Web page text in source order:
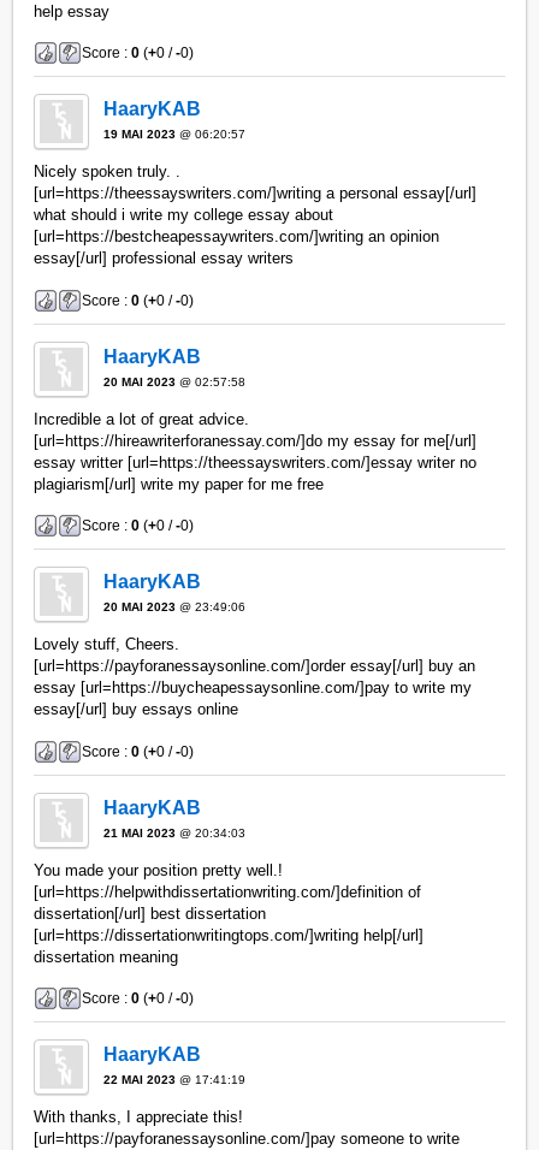
help essay
Score :0 (+0 /-0)
HaaryKAB
19 MAI 2023 @ 06:20:57
Nicely spoken truly. .
[url=https://theessayswriters.com/]writing a personal essay[/url]
what should i write my college essay about
[url=https://bestcheapessaywriters.com/]writing an opinion
essay[/url] professional essay writers
Score :0 (+0 /-0)
HaaryKAB
20 MAI 2023 @ 02:57:58
Incredible a lot of great advice.
[url=https://hireawriterforanessay.com/]do my essay for me[/url]
essay writter [url=https://theessayswriters.com/]essay writer no
plagiarism[/url] write my paper for me free
Score :0 (+0 /-0)
HaaryKAB
20 MAI 2023 @ 23:49:06
Lovely stuff, Cheers.
[url=https://payforanessaysonline.com/]order essay[/url] buy an
essay [url=https://buycheapessaysonline.com/]pay to write my
essay[/url] buy essays online
Score :0 (+0 /-0)
HaaryKAB
21 MAI 2023 @ 20:34:03
You made your position pretty well.!
[url=https://helpwithdissertationwriting.com/]definition of
dissertation[/url] best dissertation
[url=https://dissertationwritingtops.com/]writing help[/url]
dissertation meaning
Score :0 (+0 /-0)
HaaryKAB
22 MAI 2023 @ 17:41:19
With thanks, I appreciate this!
[url=https://payforanessaysonline.com/]pay someone to write